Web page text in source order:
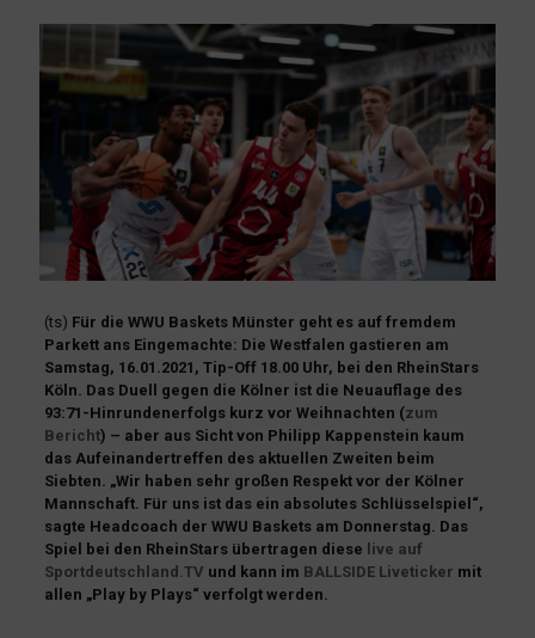
(ts) Für die WWU Baskets Münster geht es auf fremdem
Parkett ans Eingemachte: Die Westfalen gastieren am
Samstag, 16.01.2021, Tip-Off 18.00 Uhr, bei den RheinStars
Köln. Das Duell gegen die Kölner ist die Neuauflage des
93:71-Hinrundenerfolgs kurz vor Weihnachten (zum
Bericht) – aber aus Sicht von Philipp Kappenstein kaum
das Aufeinandertreffen des aktuellen Zweiten beim
Siebten. „Wir haben sehr großen Respekt vor der Kölner
Mannschaft. Für uns ist das ein absolutes Schlüsselspiel“,
sagte Headcoach der WWU Baskets am Donnerstag. Das
Spiel bei den RheinStars übertragen diese live auf
Sportdeutschland.TV und kann im BALLSIDE Liveticker mit
allen „Play by Plays“ verfolgt werden.